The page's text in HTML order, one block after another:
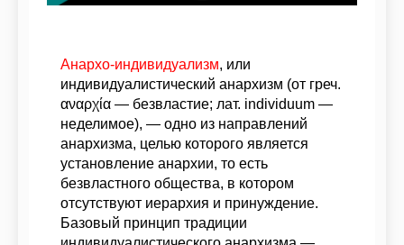
Анархо-индивидуализм, или
индивидуалистический анархизм (от греч.
αναρχία — безвластие; лат. individuum —
неделимое), — одно из направлений
анархизма, целью которого является
установление анархии, то есть
безвластного общества, в котором
отсутствуют иерархия и принуждение.
Базовый принцип традиции